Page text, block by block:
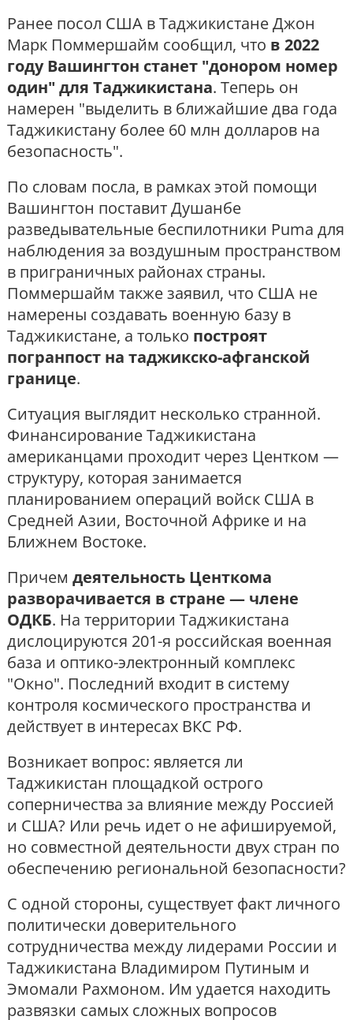
Ранее посол США в Таджикистане Джон
Марк Поммершайм сообщил, что в 2022
году Вашингтон станет "донором номер
один" для Таджикистана. Теперь он
намерен "выделить в ближайшие два года
Таджикистану более 60 млн долларов на
безопасность".
По словам посла, в рамках этой помощи
Вашингтон поставит Душанбе
разведывательные беспилотники Puma для
наблюдения за воздушным пространством
в приграничных районах страны.
Поммершайм также заявил, что США не
намерены создавать военную базу в
Таджикистане, а только построят
погранпост на таджикско-афганской
границе.
Ситуация выглядит несколько странной.
Финансирование Таджикистана
американцами проходит через Центком —
структуру, которая занимается
планированием операций войск США в
Средней Азии, Восточной Африке и на
Ближнем Востоке.
Причем деятельность Центкома
разворачивается в стране — члене
ОДКБ. На территории Таджикистана
дислоцируются 201-я российская военная
база и оптико-электронный комплекс
"Окно". Последний входит в систему
контроля космического пространства и
действует в интересах ВКС РФ.
Возникает вопрос: является ли
Таджикистан площадкой острого
соперничества за влияние между Россией
и США? Или речь идет о не афишируемой,
но совместной деятельности двух стран по
обеспечению региональной безопасности?
С одной стороны, существует факт личного
политически доверительного
сотрудничества между лидерами России и
Таджикистана Владимиром Путиным и
Эмомали Рахмоном. Им удается находить
развязки самых сложных вопросов